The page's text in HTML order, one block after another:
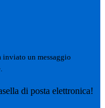
inviato un messaggio
di posta elettronica!